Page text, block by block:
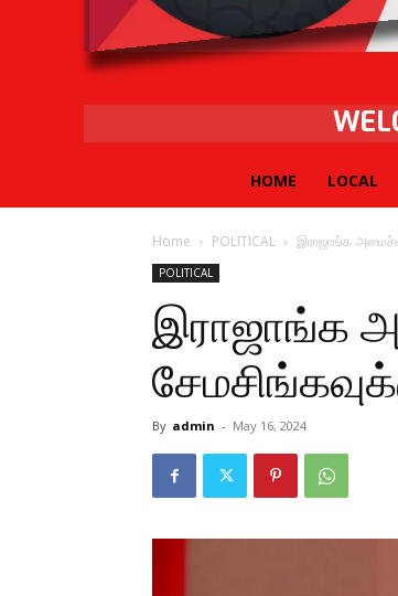
HOME LOCAL
Home POLITICAL இராஜாங்க
POLITICAL
இராஜாங்க
By admin - May 16, 2024